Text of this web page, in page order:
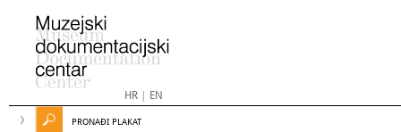
HR| EN
PRONAĐI PLAKAT